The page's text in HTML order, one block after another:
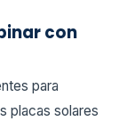
con
para
placas solares